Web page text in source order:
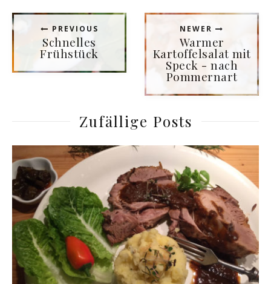
PREVIOUS
Schnelles
Frühstück
NEWER
Warmer
Kartoffelsalat mit
Speck - nach
Pommernart
Zufällige Posts